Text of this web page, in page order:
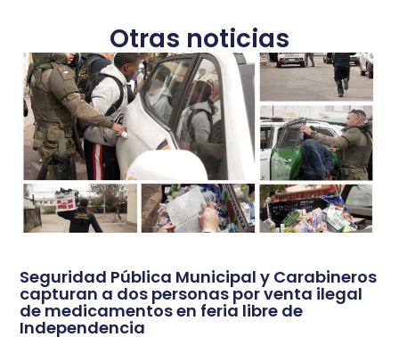
Otras noticias
Seguridad Pública Municipal y Carabineros
capturan a dos personas por venta ilegal
de medicamentos en feria libre de
Independencia